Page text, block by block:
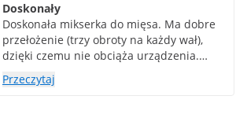
Doskonały
Doskonała mikserka do mięsa. Ma dobre
przełożenie (trzy obroty na każdy wał),
dzięki czemu nie obciąża urządzenia.
Łatwy demontaż do czyszczenia. Bardzo
dobry produkt.
Przeczytaj